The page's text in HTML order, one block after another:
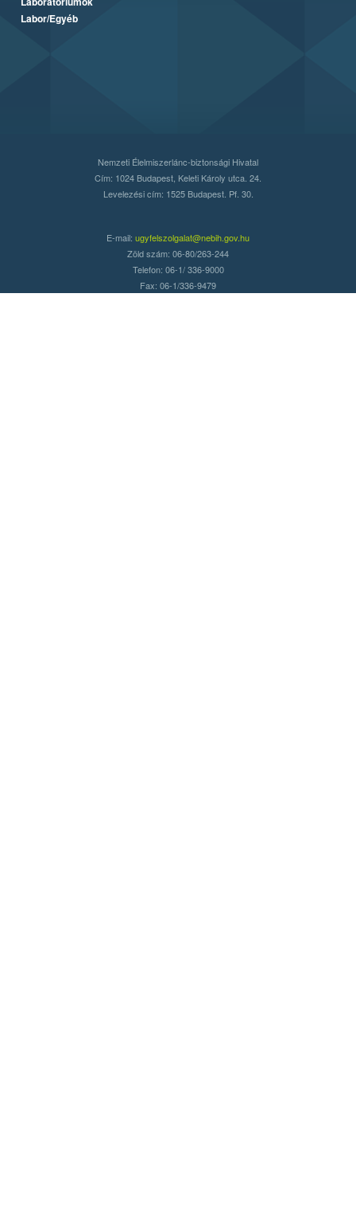
Labor/Egyéb
Nemzeti Élelmiszerlánc-biztonsági Hivatal
Cím: 1024 Budapest, Keleti Károly utca. 24.
Levelezési cím: 1525 Budapest. Pf. 30.
E-mail: ugyfelszolgalat@nebih.gov.hu
Zöld szám: 06-80/263-244
Telefon: 06-1/ 336-9000
Fax: 06-1/336-9479